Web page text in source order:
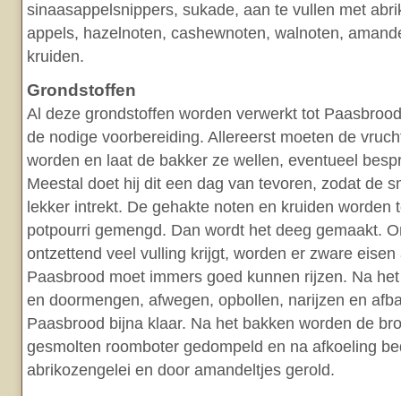
sinaasappelsnippers, sukade, aan te vullen met
appels, hazelnoten, cashewnoten, walnoten,
kruiden.
Grondstoffen
Al deze grondstoffen worden verwerkt tot
de nodige voorbereiding. Allereerst moeten de
worden en laat de bakker ze wellen, eventueel
Meestal doet hij dit een dag van tevoren, zodat de
lekker intrekt. De gehakte noten en kruiden worden
potpourri gemengd. Dan wordt het deeg gemaakt.
ontzettend veel vulling krijgt, worden er zware
Paasbrood moet immers goed kunnen rijzen. Na
en doormengen, afwegen, opbollen, narijzen en
Paasbrood bijna klaar. Na het bakken worden de
gesmolten roomboter gedompeld en na afkoeling
abrikozengelei en door amandeltjes gerold.